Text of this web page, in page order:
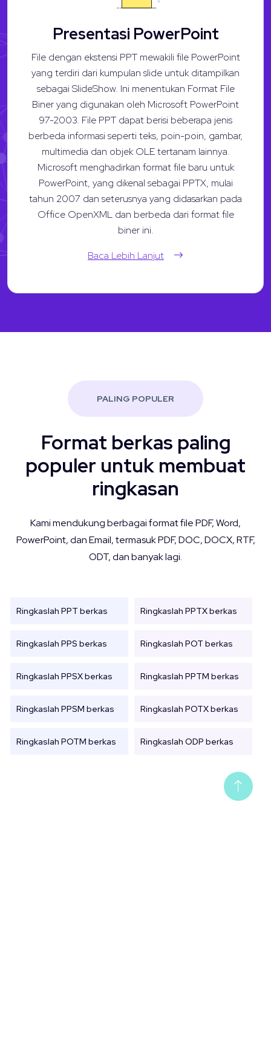
Presentasi PowerPoint
File dengan ekstensi PPT mewakili file PowerPoint
yang terdiri dari kumpulan slide untuk ditampilkan
sebagai SlideShow. Ini menentukan Format File
Biner yang digunakan oleh Microsoft PowerPoint
97-2003. File PPT dapat berisi beberapa jenis
berbeda informasi seperti teks, poin-poin, gambar,
multimedia dan objek OLE tertanam lainnya.
Microsoft menghadirkan format file baru untuk
PowerPoint, yang dikenal sebagai PPTX, mulai
tahun 2007 dan seterusnya yang didasarkan pada
Office OpenXML dan berbeda dari format file
biner ini.
Baca Lebih Lanjut
PALING POPULER
Format berkas paling
populer untuk membuat
ringkasan
Kami mendukung berbagai format file PDF, Word,
PowerPoint, dan Email, termasuk PDF, DOC, DOCX, RTF,
ODT, dan banyak lagi.
Ringkaslah PPT berkas Ringkaslah PPTX berkas
Ringkaslah PPS berkas Ringkaslah POT berkas
Ringkaslah PPSX berkas Ringkaslah PPTM berkas
Ringkaslah PPSM berkas Ringkaslah POTX berkas
Ringkaslah POTM berkas Ringkaslah ODP berkas